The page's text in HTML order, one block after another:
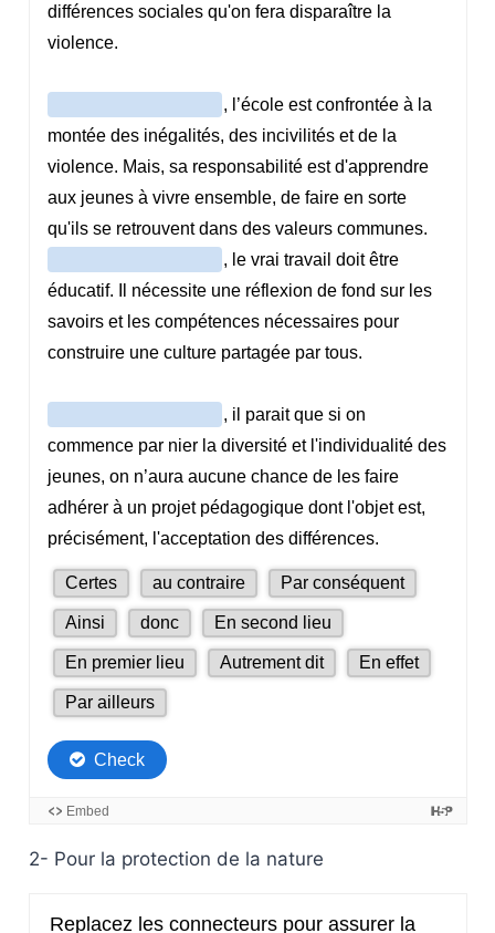
2- Pour la protection de la nature